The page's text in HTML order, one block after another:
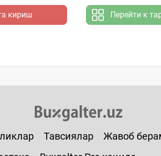
кириш Перейти к
Тавсиялар Жавоб